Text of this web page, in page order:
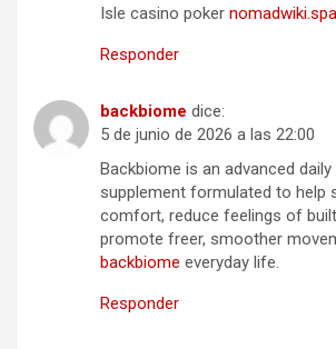
Isle casino poker
Responder
backbiome dice:
5 de junio de 2026 a las 22:00
Backbiome is an advanced
supplement formulated to help
comfort, reduce feelings of
promote freer, smoother
backbiome everyday life.
Responder